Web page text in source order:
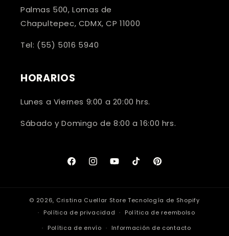
Palmas 500, Lomas de
Chapultepec, CDMX, CP 11000
Tel: (55) 5016 5940
HORARIOS
Lunes a Viernes 9:00 a 20:00 hrs.
Sábado y Domingo de 8:00 a 16:00 hrs.
FacebookInstagramYouTubeTikTokPinterest
© 2026, Cristina Cuellar Store Tecnología de Shopify
Política de privacidad
Política de reembolso
Política de envío
Información de contacto